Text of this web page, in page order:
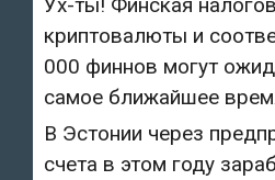
криптовалюты и
000 финнов могут
самое ближайшее
В Эстонии через
счета в этом году